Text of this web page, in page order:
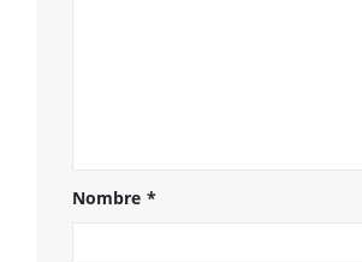
Nombre *